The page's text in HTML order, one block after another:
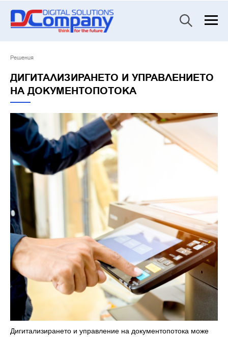
Решения
ДИГИТАЛИЗИРАНЕТО И УПРАВЛЕНИЕТО
НА ДОКУМЕНТОПОТОКА
Дигитализирането и управление на документопотока може